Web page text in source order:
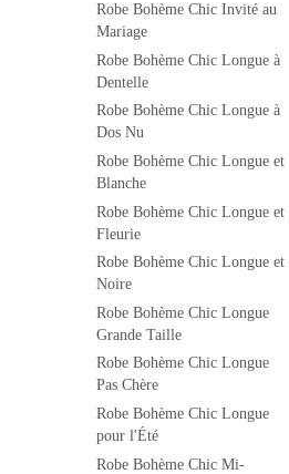
Robe Bohème Chic Invité au
Mariage
Robe Bohème Chic Longue à
Dentelle
Robe Bohème Chic Longue à
Dos Nu
Robe Bohème Chic Longue et
Blanche
Robe Bohème Chic Longue et
Fleurie
Robe Bohème Chic Longue et
Noire
Robe Bohème Chic Longue
Grande Taille
Robe Bohème Chic Longue
Pas Chère
Robe Bohème Chic Longue
pour l'Été
Robe Bohème Chic Mi-